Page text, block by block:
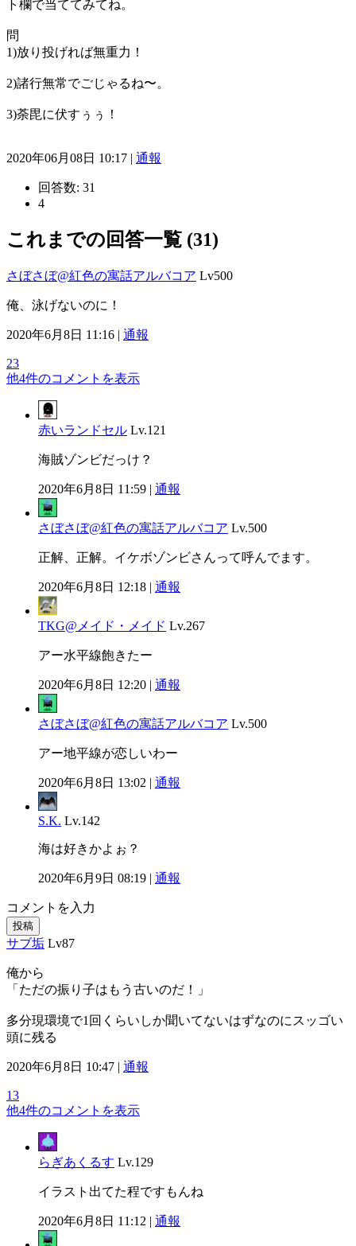
ト欄で当ててみてね。
問
1)放り投げれば無重力！
2)諸行無常でごじゃるね〜。
3)荼毘に伏すぅぅ！
2020年06月08日 10:17 | 通報
回答数: 31
4
これまでの回答一覧 (31)
さぼさぼ@紅色の寓話アルバコア Lv500
俺、泳げないのに！
2020年6月8日 11:16 | 通報
23
他4件のコメントを表示
赤いランドセル Lv.121
海賊ゾンビだっけ？
2020年6月8日 11:59 | 通報
さぼさぼ@紅色の寓話アルバコア Lv.500
正解、正解。イケボゾンビさんって呼んでます。
2020年6月8日 12:18 | 通報
TKG@メイド・メイド Lv.267
アー水平線飽きたー
2020年6月8日 12:20 | 通報
さぼさぼ@紅色の寓話アルバコア Lv.500
アー地平線が恋しいわー
2020年6月8日 13:02 | 通報
S.K. Lv.142
海は好きかよぉ？
2020年6月9日 08:19 | 通報
コメントを入力
投稿
サブ垢 Lv87
俺から
「ただの振り子はもう古いのだ！」
多分現環境で1回くらいしか聞いてないはずなのにスッゴい
頭に残る
2020年6月8日 10:47 | 通報
13
他4件のコメントを表示
らぎあくるす Lv.129
イラスト出てた程ですもんね
2020年6月8日 11:12 | 通報